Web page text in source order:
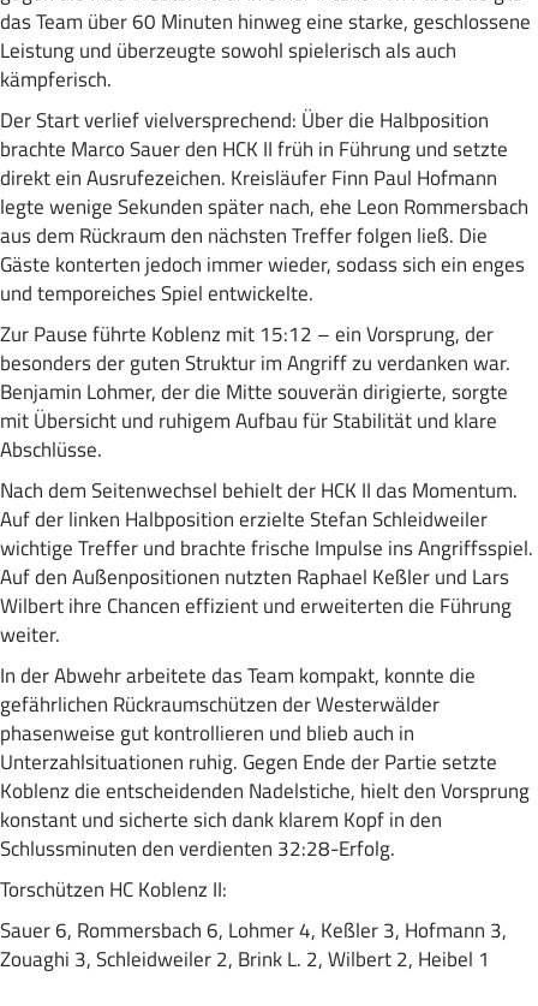
das Team über 60 Minuten hinweg eine starke, geschlossene
Leistung und überzeugte sowohl spielerisch als auch
kämpferisch.
Der Start verlief vielversprechend: Über die Halbposition
brachte Marco Sauer den HCK II früh in Führung und setzte
direkt ein Ausrufezeichen. Kreisläufer Finn Paul Hofmann
legte wenige Sekunden später nach, ehe Leon Rommersbach
aus dem Rückraum den nächsten Treffer folgen ließ. Die
Gäste konterten jedoch immer wieder, sodass sich ein enges
und temporeiches Spiel entwickelte.
Zur Pause führte Koblenz mit 15:12 – ein Vorsprung, der
besonders der guten Struktur im Angriff zu verdanken war.
Benjamin Lohmer, der die Mitte souverän dirigierte, sorgte
mit Übersicht und ruhigem Aufbau für Stabilität und klare
Abschlüsse.
Nach dem Seitenwechsel behielt der HCK II das Momentum.
Auf der linken Halbposition erzielte Stefan Schleidweiler
wichtige Treffer und brachte frische Impulse ins Angriffsspiel.
Auf den Außenpositionen nutzten Raphael Keßler und Lars
Wilbert ihre Chancen effizient und erweiterten die Führung
weiter.
In der Abwehr arbeitete das Team kompakt, konnte die
gefährlichen Rückraumschützen der Westerwälder
phasenweise gut kontrollieren und blieb auch in
Unterzahlsituationen ruhig. Gegen Ende der Partie setzte
Koblenz die entscheidenden Nadelstiche, hielt den Vorsprung
konstant und sicherte sich dank klarem Kopf in den
Schlussminuten den verdienten 32:28-Erfolg.
Torschützen HC Koblenz II:
Sauer 6, Rommersbach 6, Lohmer 4, Keßler 3, Hofmann 3,
Zouaghi 3, Schleidweiler 2, Brink L. 2, Wilbert 2, Heibel 1